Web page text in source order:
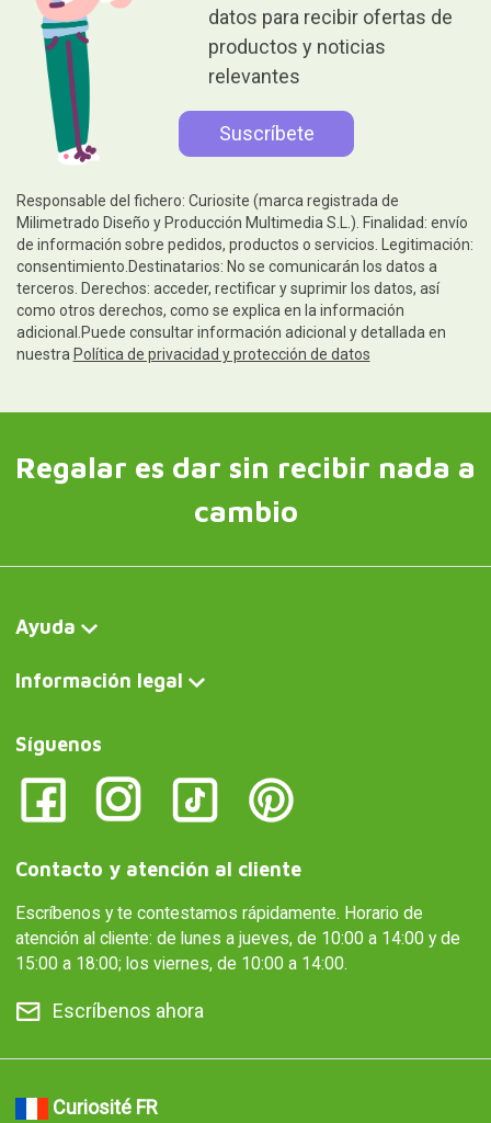
datos para recibir ofertas de
productos y noticias
relevantes
Responsable del fichero: Curiosite (marca registrada de
Milimetrado Diseño y Producción Multimedia S.L.). Finalidad: envío
de información sobre pedidos, productos o servicios. Legitimación:
consentimiento.Destinatarios: No se comunicarán los datos a
terceros. Derechos: acceder, rectificar y suprimir los datos, así
como otros derechos, como se explica en la información
adicional.Puede consultar información adicional y detallada en
nuestra Política de privacidad y protección de datos
Regalar es dar sin recibir nada a
cambio
Ayuda
Información legal
Síguenos
Contacto y atención al cliente
Escríbenos y te contestamos rápidamente. Horario de
atención al cliente: de lunes a jueves, de 10:00 a 14:00 y de
15:00 a 18:00; los viernes, de 10:00 a 14:00.
Escríbenos ahora
Curiosité FR